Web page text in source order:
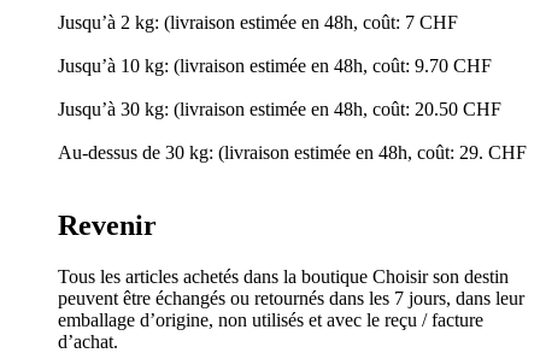
Jusqu’à 2 kg: (livraison estimée en 48h, coût: 7 CHF
Jusqu’à 10 kg: (livraison estimée en 48h, coût: 9.70 CHF
Jusqu’à 30 kg: (livraison estimée en 48h, coût: 20.50 CHF
Au-dessus de 30 kg: (livraison estimée en 48h, coût: 29. CHF
Revenir
Tous les articles achetés dans la boutique Choisir son destin
peuvent être échangés ou retournés dans les 7 jours, dans leur
emballage d’origine, non utilisés et avec le reçu / facture
d’achat.